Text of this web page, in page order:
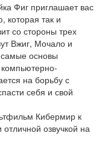
Фиг приглашает вас
которая так и
со стороны трех
Вжиг, Мочало и
самые основы
на борьбу с
себя и свой
Кибермир к
озвучкой на